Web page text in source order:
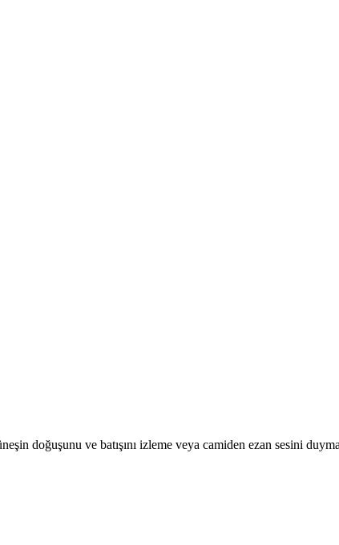
doğuşunu ve batışını izleme veya camiden ezan sesini